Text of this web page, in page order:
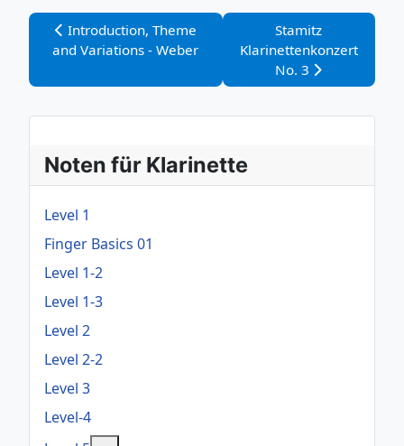
Vorheriger Beitrag: Introduction, Theme and
Introduction, Theme
and Variations - Weber
Nächster Beitrag:
Stamitz
Klarinettenkonzert
No. 3
Noten für Klarinette
Level 1
Finger Basics 01
Level 1-2
Level 1-3
Level 2
Level 2-2
Level 3
Level-4